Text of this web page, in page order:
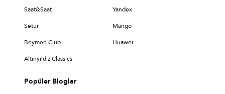
Saat&Saat Yandex
Setur Mango
Beymen Club Huaweı
Altınyıldız Classıcs
Popüler Bloglar